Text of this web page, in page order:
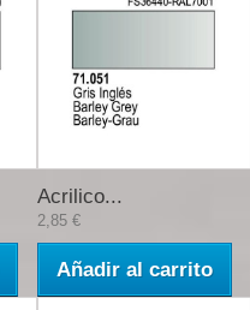
Acrilico...
2,85 €
Añadir al carrito